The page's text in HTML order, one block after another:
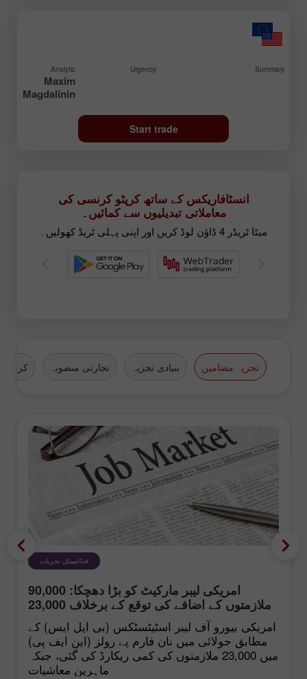
Summary
Urgency
Analytic
Maxim
Magdalinin
Start trade
انسٹافاریکس کے ساتھ کرپٹو کرنسی کی
معاملاتی تبدیلیوں سے کمائیں۔
میٹا ٹریڈر 4 ڈاؤن لوڈ کریں اور اپنی پہلی ٹریڈ کھولیں۔
تجزیہ مضامین بنیادی تجزیہ تجارتی منصوبہ کرپٹو
فنڈامینٹل تجزیات
امریکی لیبر مارکیٹ کو بڑا دھچکا: 90,000
ملازمتوں کے اضافے کی توقع کے برخلاف 23,000
کی کمی
امریکی بیورو آف لیبر اسٹیٹسٹکس (بی ایل ایس) کے
مطابق جولائی میں نان فارم پے رولز (این ایف پی)
میں 23,000 ملازمتوں کی کمی ریکارڈ کی گئی، جبکہ
ماہرینِ معاشیات